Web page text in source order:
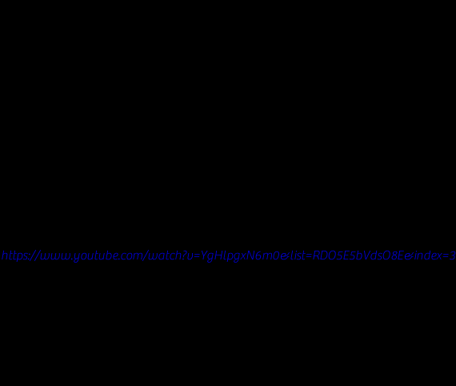
https://www.youtube.com/watch?v=YgHlpgxN6m0&list=RDO5E5bVdsO8E&index=3